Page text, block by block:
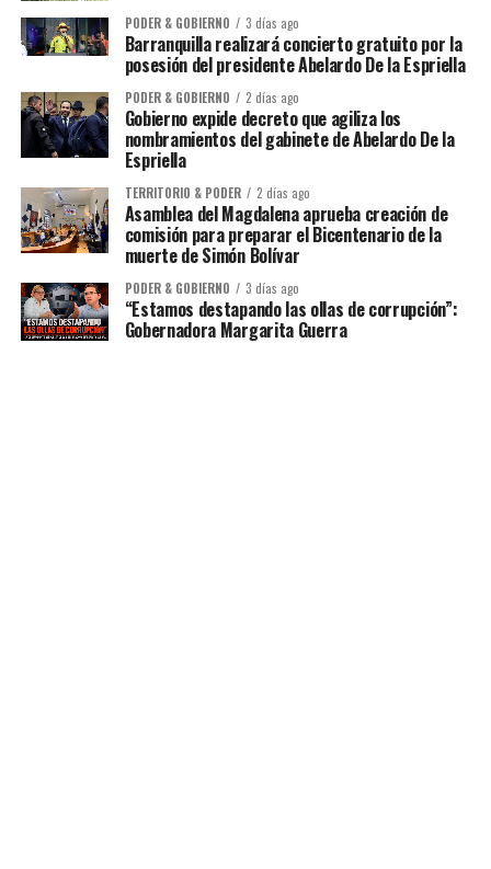
PODER & GOBIERNO 3 días ago
Barranquilla realizará concierto gratuito por la
posesión del presidente Abelardo De la Espriella
PODER & GOBIERNO 2 días ago
Gobierno expide decreto que agiliza los
nombramientos del gabinete de Abelardo De la
Espriella
TERRITORIO & PODER 2 días ago
Asamblea del Magdalena aprueba creación de
comisión para preparar el Bicentenario de la
muerte de Simón Bolívar
PODER & GOBIERNO 3 días ago
“Estamos destapando las ollas de corrupción”:
Gobernadora Margarita Guerra